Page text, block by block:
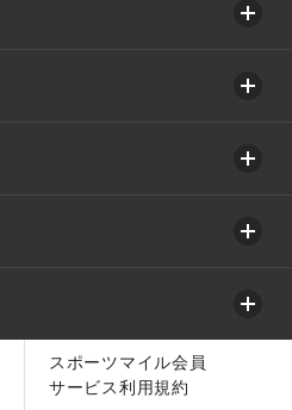
スポーツマイル会員
サービス利用規約